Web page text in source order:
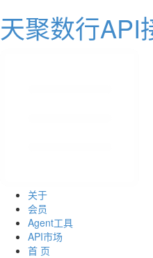
天聚数行API
关于
会员
Agent工具
API市场
首 页